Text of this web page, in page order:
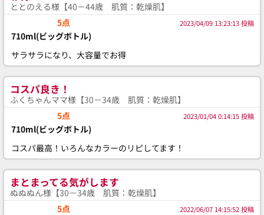
ととのえる様【40－44歳 肌質：乾燥肌】
5点
2023/04/09 13:23:13 投稿
710ml(ビッグボトル)
サラサラになり、大容量でお得
コスパ良き！
ふくちゃんママ様【30－34歳 肌質：乾燥肌】
5点
2023/01/04 0:14:15 投稿
710ml(ビッグボトル)
コスパ最高！いろんなカラーのリピしてます！
まとまってる気がします
ぬぬぬん様【30－34歳 肌質：乾燥肌】
5点
2022/06/07 14:15:52 投稿